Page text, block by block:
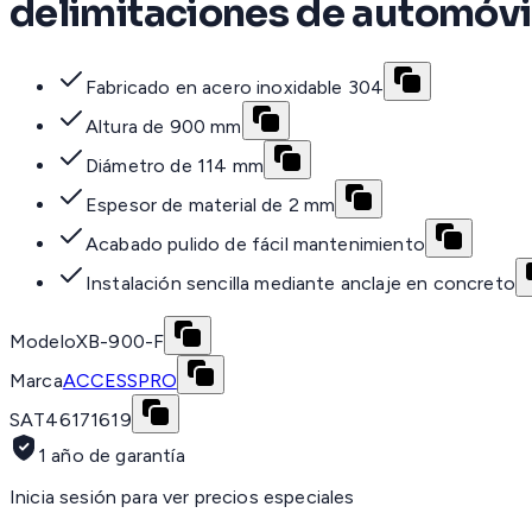
delimitaciones de
Fabricado en acero inoxidable 304
Altura de 900 mm
Diámetro de 114 mm
Espesor de material de 2 mm
Acabado pulido de fácil mantenimiento
Instalación sencilla mediante anclaje en concreto
ModeloXB-900-F
MarcaACCESSPRO
SAT46171619
1 año de garantía
Inicia sesión para ver precios especiales